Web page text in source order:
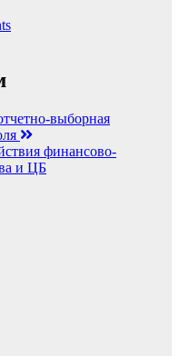
выборная
финансово-
и ЦБ